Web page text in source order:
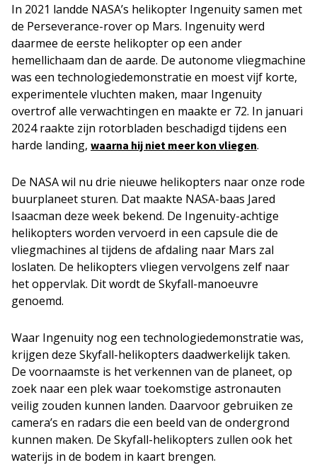
In 2021 landde NASA’s helikopter Ingenuity samen met
de Perseverance-rover op Mars. Ingenuity werd
daarmee de eerste helikopter op een ander
hemellichaam dan de aarde. De autonome vliegmachine
was een technologiedemonstratie en moest vijf korte,
experimentele vluchten maken, maar Ingenuity
overtrof alle verwachtingen en maakte er 72. In januari
2024 raakte zijn rotorbladen beschadigd tijdens een
harde landing, waarna hij niet meer kon vliegen.
De NASA wil nu drie nieuwe helikopters naar onze rode
buurplaneet sturen. Dat maakte NASA-baas Jared
Isaacman deze week bekend. De Ingenuity-achtige
helikopters worden vervoerd in een capsule die de
vliegmachines al tijdens de afdaling naar Mars zal
loslaten. De helikopters vliegen vervolgens zelf naar
het oppervlak. Dit wordt de Skyfall-manoeuvre
genoemd.
Waar Ingenuity nog een technologiedemonstratie was,
krijgen deze Skyfall-helikopters daadwerkelijk taken.
De voornaamste is het verkennen van de planeet, op
zoek naar een plek waar toekomstige astronauten
veilig zouden kunnen landen. Daarvoor gebruiken ze
camera’s en radars die een beeld van de ondergrond
kunnen maken. De Skyfall-helikopters zullen ook het
waterijs in de bodem in kaart brengen.